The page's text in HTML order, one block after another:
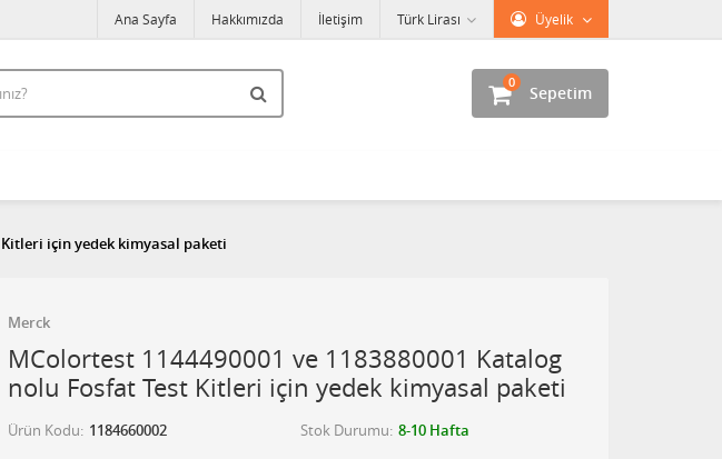
Üyelik
Türk Lirası
Ana Sayfa Hakkımızda İletişim
Sepetim
0
Kitleri için yedek kimyasal paketi
Merck
MColortest 1144490001 ve 1183880001 Katalog
nolu Fosfat Test Kitleri için yedek kimyasal paketi
Ürün Kodu 1184660002 Stok Durumu 8-10 Hafta